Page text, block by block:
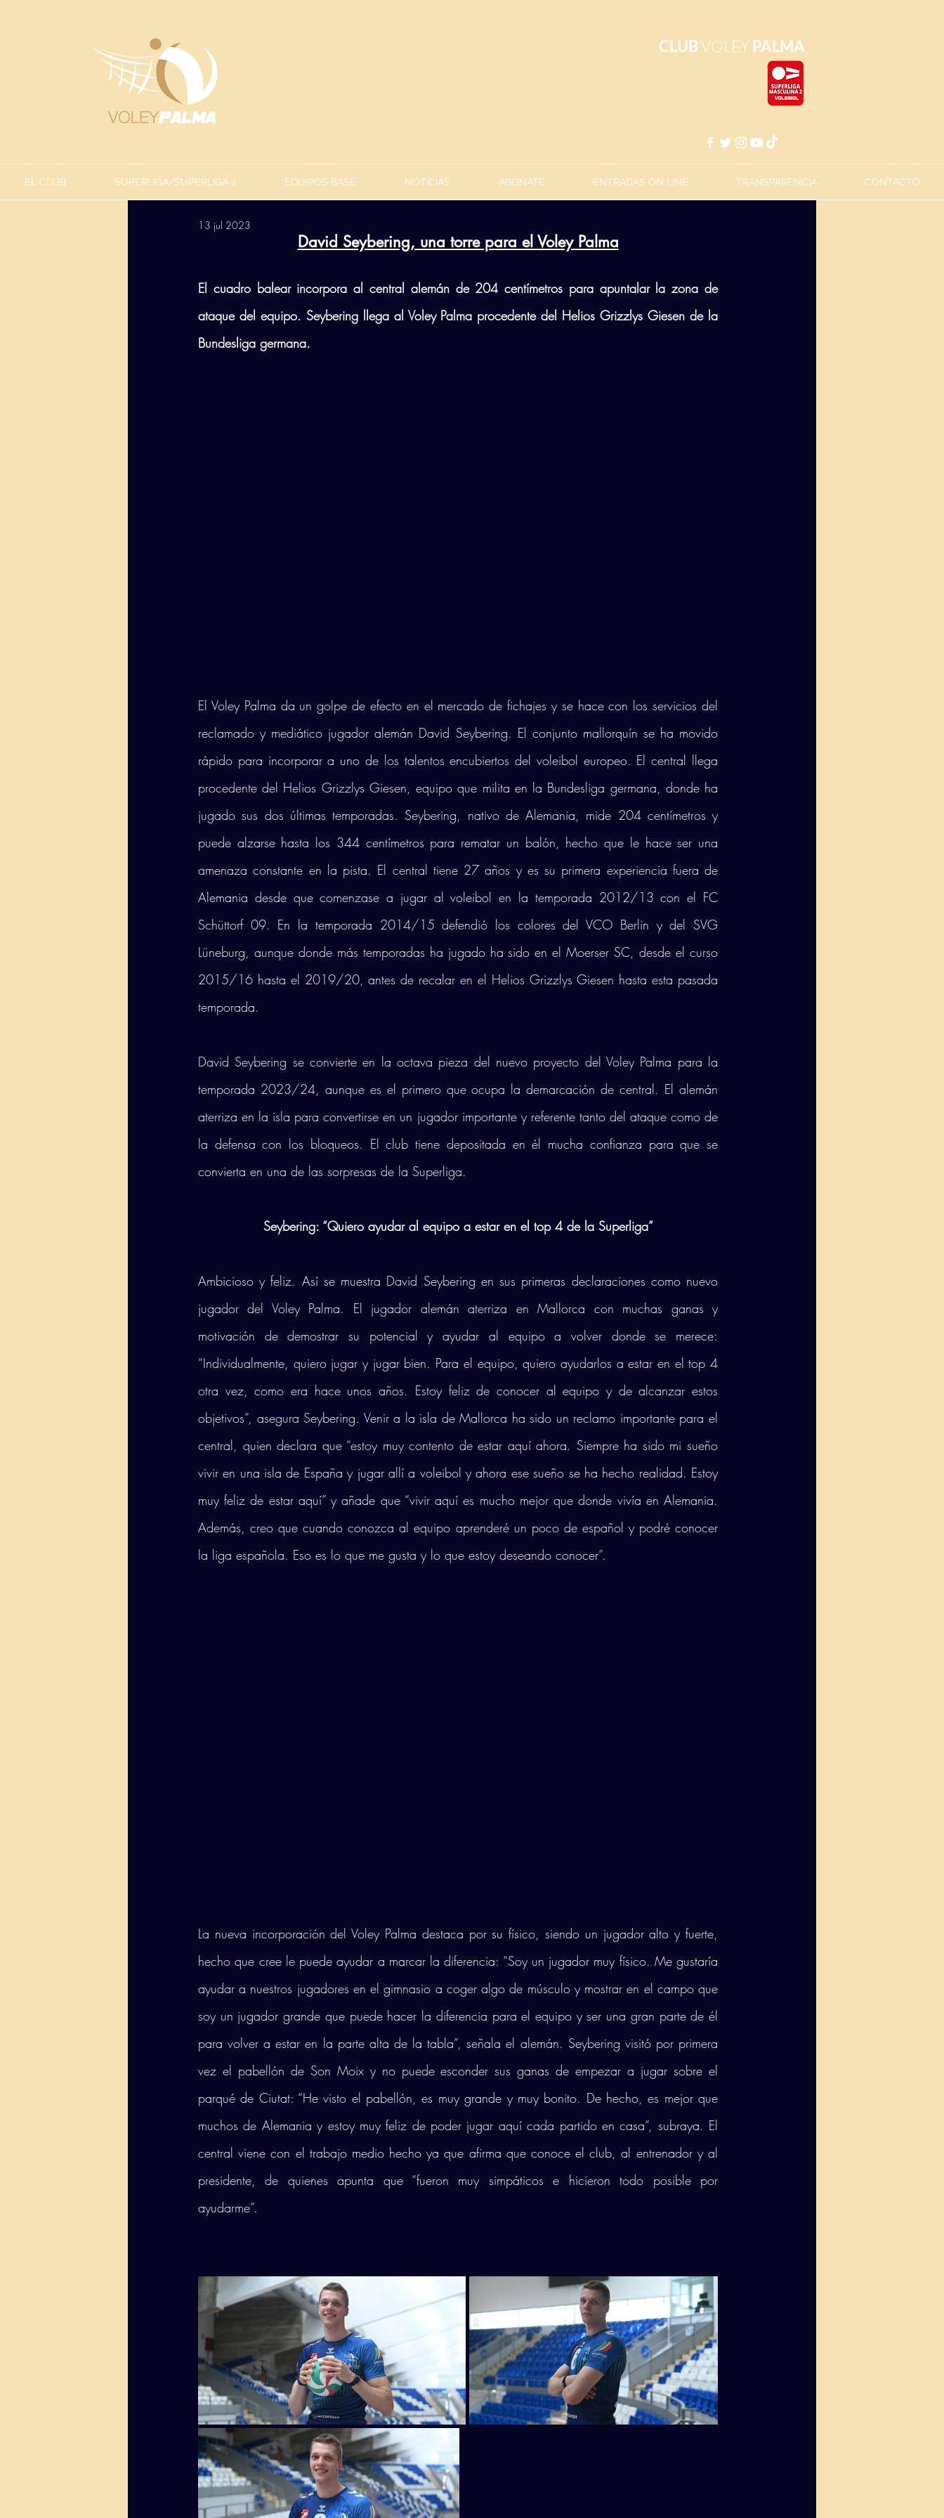
CLUBVOLEY PALMA
EL CLUB SUPERLIGA/SUPERLIGA 2 EQUIPOS BASE NOTICIAS ABÓNATE ENTRADAS ON LINE TRANSPARENCIA CONTACTO
13 jul 2023
David Seybering, una torre para el Voley Palma
El cuadro balear incorpora al central alemán de 204 centímetros para apuntalar la zona de
ataque del equipo. Seybering llega al Voley Palma procedente del Helios Grizzlys Giesen de la
Bundesliga germana.
El Voley Palma da un golpe de efecto en el mercado de fichajes y se hace con los servicios del
reclamado y mediático jugador alemán David Seybering. El conjunto mallorquín se ha movido
rápido para incorporar a uno de los talentos encubiertos del voleibol europeo. El central llega
procedente del Helios Grizzlys Giesen, equipo que milita en la Bundesliga germana, donde ha
jugado sus dos últimas temporadas. Seybering, nativo de Alemania, mide 204 centímetros y
puede alzarse hasta los 344 centímetros para rematar un balón, hecho que le hace ser una
amenaza constante en la pista. El central tiene 27 años y es su primera experiencia fuera de
Alemania desde que comenzase a jugar al voleibol en la temporada 2012/13 con el FC
Schüttorf 09. En la temporada 2014/15 defendió los colores del VCO Berlin y del SVG
Lüneburg, aunque donde más temporadas ha jugado ha sido en el Moerser SC, desde el curso
2015/16 hasta el 2019/20, antes de recalar en el Helios Grizzlys Giesen hasta esta pasada
temporada.
David Seybering se convierte en la octava pieza del nuevo proyecto del Voley Palma para la
temporada 2023/24, aunque es el primero que ocupa la demarcación de central. El alemán
aterriza en la isla para convertirse en un jugador importante y referente tanto del ataque como de
la defensa con los bloqueos. El club tiene depositada en él mucha confianza para que se
convierta en una de las sorpresas de la Superliga.
Seybering: “Quiero ayudar al equipo a estar en el top 4 de la Superliga”
Ambicioso y feliz. Así se muestra David Seybering en sus primeras declaraciones como nuevo
jugador del Voley Palma. El jugador alemán aterriza en Mallorca con muchas ganas y
motivación de demostrar su potencial y ayudar al equipo a volver donde se merece:
“Individualmente, quiero jugar y jugar bien. Para el equipo, quiero ayudarlos a estar en el top 4
otra vez, como era hace unos años. Estoy feliz de conocer al equipo y de alcanzar estos
objetivos”, asegura Seybering. Venir a la isla de Mallorca ha sido un reclamo importante para el
central, quien declara que “estoy muy contento de estar aquí ahora. Siempre ha sido mi sueño
vivir en una isla de España y jugar allí a voleibol y ahora ese sueño se ha hecho realidad. Estoy
muy feliz de estar aquí” y añade que “vivir aquí es mucho mejor que donde vivía en Alemania.
Además, creo que cuando conozca al equipo aprenderé un poco de español y podré conocer
la liga española. Eso es lo que me gusta y lo que estoy deseando conocer”.
La nueva incorporación del Voley Palma destaca por su físico, siendo un jugador alto y fuerte,
hecho que cree le puede ayudar a marcar la diferencia: “Soy un jugador muy físico. Me gustaría
ayudar a nuestros jugadores en el gimnasio a coger algo de músculo y mostrar en el campo que
soy un jugador grande que puede hacer la diferencia para el equipo y ser una gran parte de él
para volver a estar en la parte alta de la tabla”, señala el alemán. Seybering visitó por primera
vez el pabellón de Son Moix y no puede esconder sus ganas de empezar a jugar sobre el
parqué de Ciutat: “He visto el pabellón, es muy grande y muy bonito. De hecho, es mejor que
muchos de Alemania y estoy muy feliz de poder jugar aquí cada partido en casa”, subraya. El
central viene con el trabajo medio hecho ya que afirma que conoce el club, al entrenador y al
presidente, de quienes apunta que “fueron muy simpáticos e hicieron todo posible por
ayudarme”.